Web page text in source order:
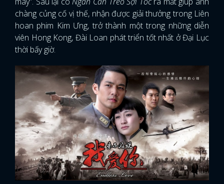
chàng củng cố vị thế, nhận được giải thưởng trong Liên
hoan phim Kim Ưng, trở thành một trong những diễn
viên Hong Kong, Đài Loan phát triển tốt nhất ở Đại Lục
thời bấy giờ.